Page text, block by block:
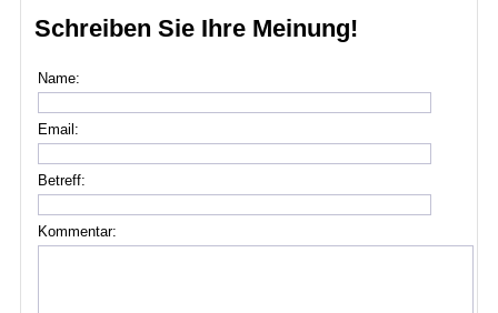
Schreiben Sie Ihre Meinung!
Name:
Email:
Betreff:
Kommentar: